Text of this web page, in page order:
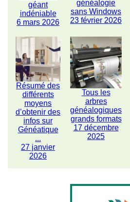
géant
indéniable
6 mars 2026
généalogie
sans Windows
23 février 2026
Résumé des
différents
moyens
d’obtenir des
infos sur
Généatique
...
27 janvier
2026
Tous les
arbres
généalogiques
grands formats
17 décembre
2025